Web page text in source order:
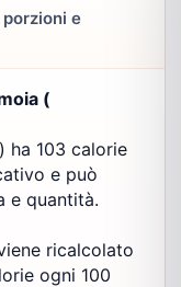
e
(
ha 103 calorie
e può
e quantità.
ricalcolato
ogni 100